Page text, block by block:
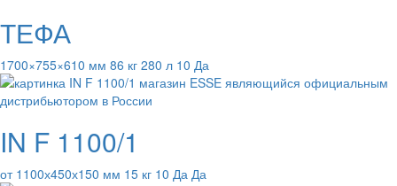
ТЕФА
1700×755×610 мм 86 кг 280 л 10 Да
IN F 1100/1
от 1100х450х150 мм 15 кг 10 Да Да